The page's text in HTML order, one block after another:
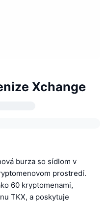
Xchange
burza so sídlom v
prostredí.
60 kryptomenami,
TKX, a poskytuje